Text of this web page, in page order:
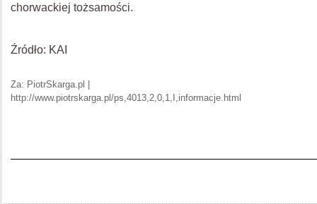
chorwackiej tożsamości.
Źródło: KAI
Za: PiotrSkarga.pl |
http://www.piotrskarga.pl/ps,4013,2,0,1,I,informacje.html